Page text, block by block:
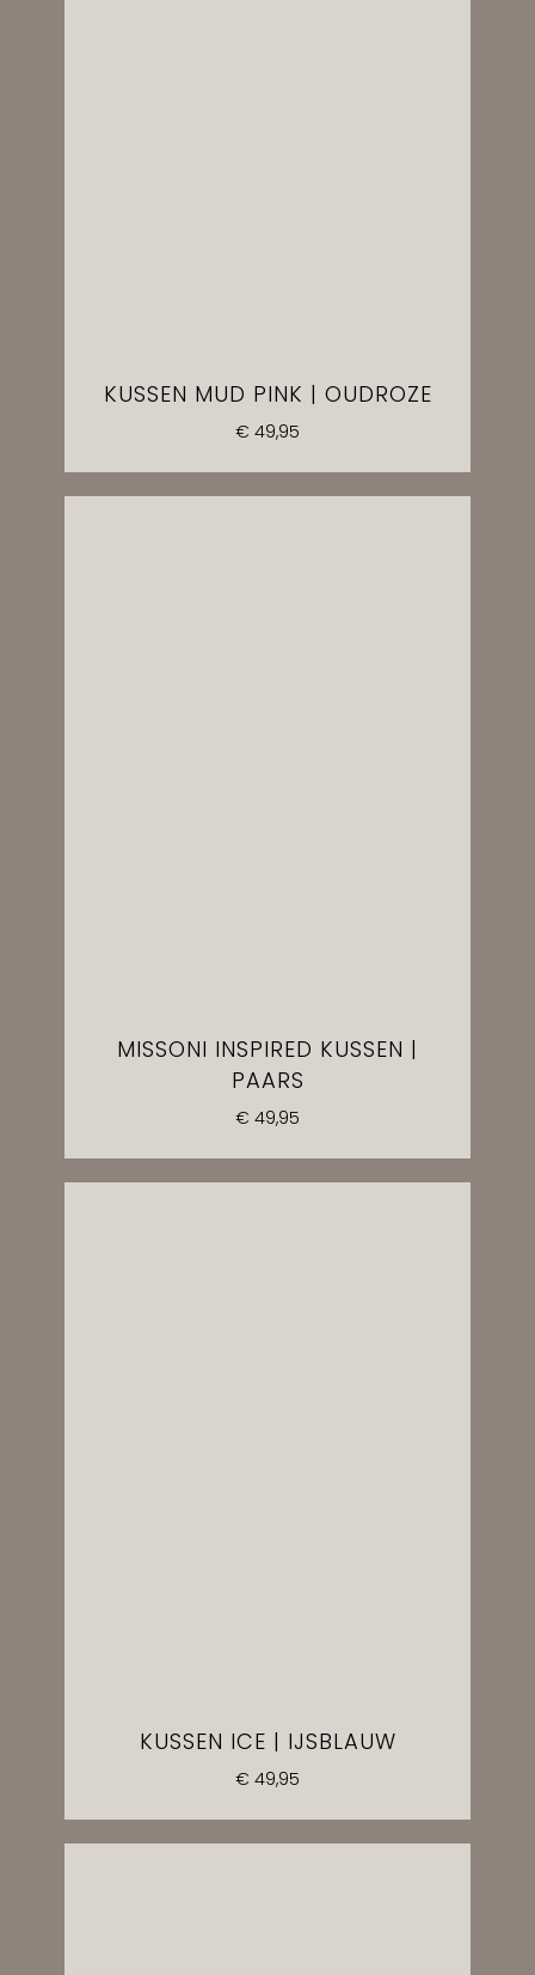
KUSSEN MUD PINK | OUDROZE
€ 49,95
MISSONI INSPIRED KUSSEN |
PAARS
€ 49,95
KUSSEN ICE | IJSBLAUW
€ 49,95